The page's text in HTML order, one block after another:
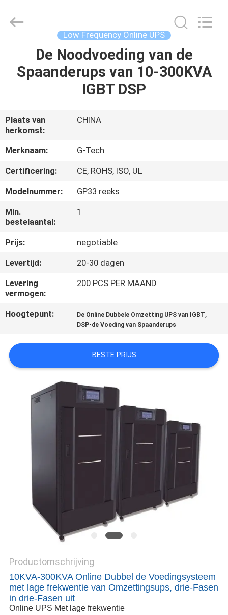
THUIS
PRODUCTEN
OVER
ONS
FABRIEKSTOCHT
NEEM
CONTACT
MET
ONS
VRAAG
EEN
OFFERTE
SITEMAP
PRIVACYBELEID
POWER
GROUP.
Low Frequency Online UPS
De Noodvoeding van de
Spaanderups van 10-300KVA
IGBT DSP
Plaats van
herkomst:
CHINA
Merknaam:
G-Tech
Certificering:
CE, ROHS, ISO, UL
Modelnummer:
GP33 reeks
Min.
bestelaantal:
1
Prijs:
negotiable
Levertijd:
20-30 dagen
Levering
vermogen:
200 PCS PER MAAND
Hoogtepunt: De Online Dubbele Omzetting UPS van IGBT,
DSP-de Voeding van Spaanderups
BESTE PRIJS
Productomschrijving
10KVA-300KVA Online Dubbel de Voedingsysteem
met lage frekwentie van Omzettingsups, drie-Fasen
in drie-Fasen uit
Online UPS Met lage frekwentie